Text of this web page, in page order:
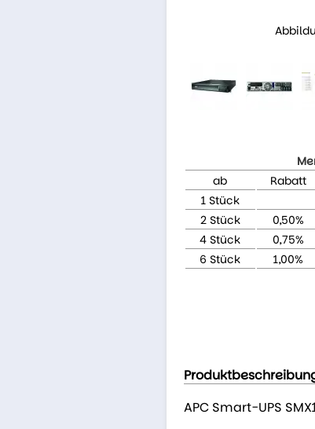
ab
Rabatt
1 Stück
2 Stück
0,50%
4 Stück
0,75%
6 Stück
1,00%
APC Smart-UPS